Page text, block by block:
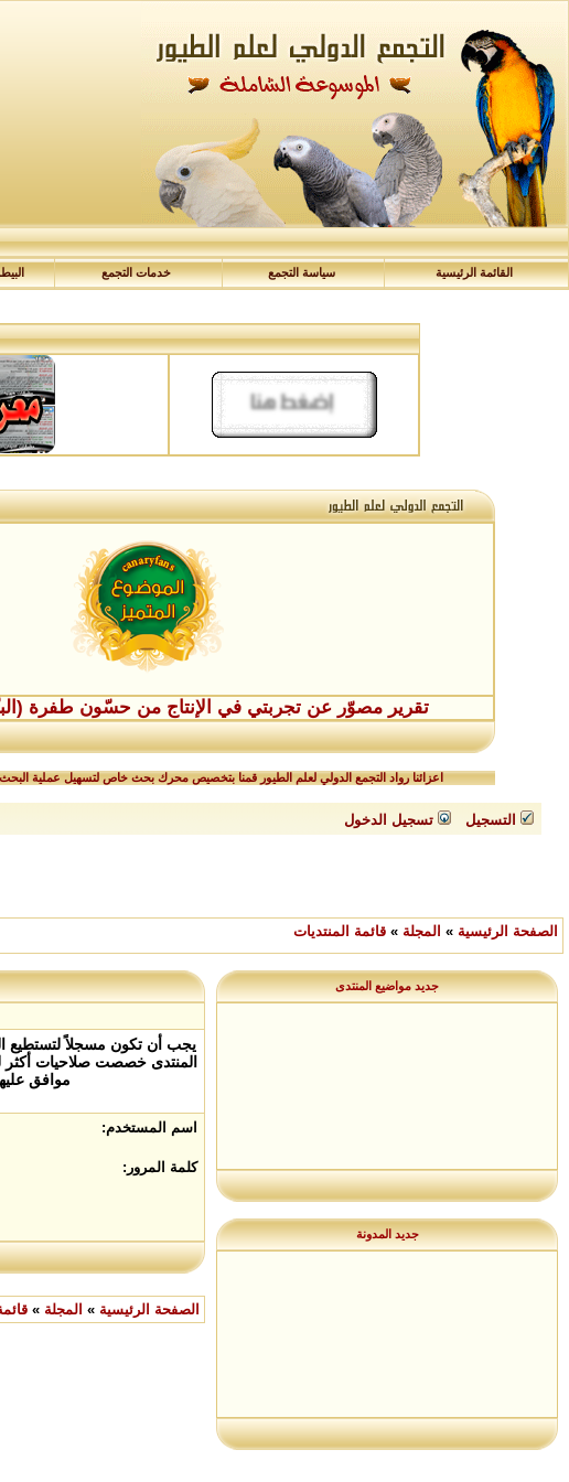
القائمة الرئيسية سياسة التجمع خدمات التجمع
تقرير مصوّر عن تجربتي في الإنتاج من حسّون طفرة
اعزائنا رواد التجمع الدولي لعلم الطيور قمنا بتخصيص محرك بحث خاص لتسهيل عملية
التسجيل تسجيل الدخول
الصفحة الرئيسية » المجلة » قائمة المنتديات
جديد مواضيع المنتدى
جديد المدونة
يجب أن تكون مسجلاً لتستطيع
المنتدى خصصت صلاحيات أكثر
موافق
اسم المستخدم:
كلمة المرور:
الصفحة الرئيسية » المجلة »